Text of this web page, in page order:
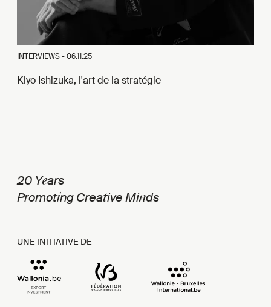
INTERVIEWS -06.11.25
Kiyo Ishizuka, l'art de la stratégie
20 Years
Promoting Creative Minds
UNE INITIATIVE DE